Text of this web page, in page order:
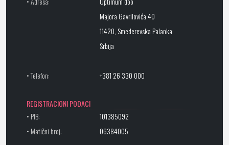
Majora Gavrilovića 40
11420, Smederevska Palanka
Srbija
• Telefon: +381 26 330 000
REGISTRACIONI PODACI
• PIB:
101385092
• Matični broj:
06384005